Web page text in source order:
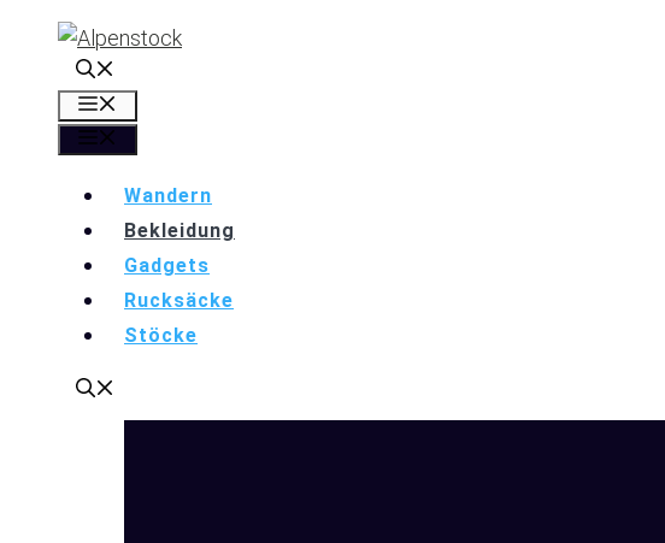
springen
Wandern
Bekleidung
Gadgets
Rucksäcke
Stöcke